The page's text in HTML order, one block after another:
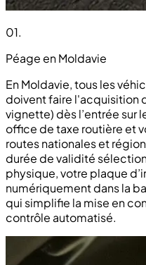
01.
Péage en Moldavie
En Moldavie, tous les
doivent faire l'acquisition
vignette) dès l’entrée
office de taxe routière et
routes nationales et
durée de validité
physique, votre plaque
numériquement dans la
qui simplifie la mise en
contrôle automatisé.